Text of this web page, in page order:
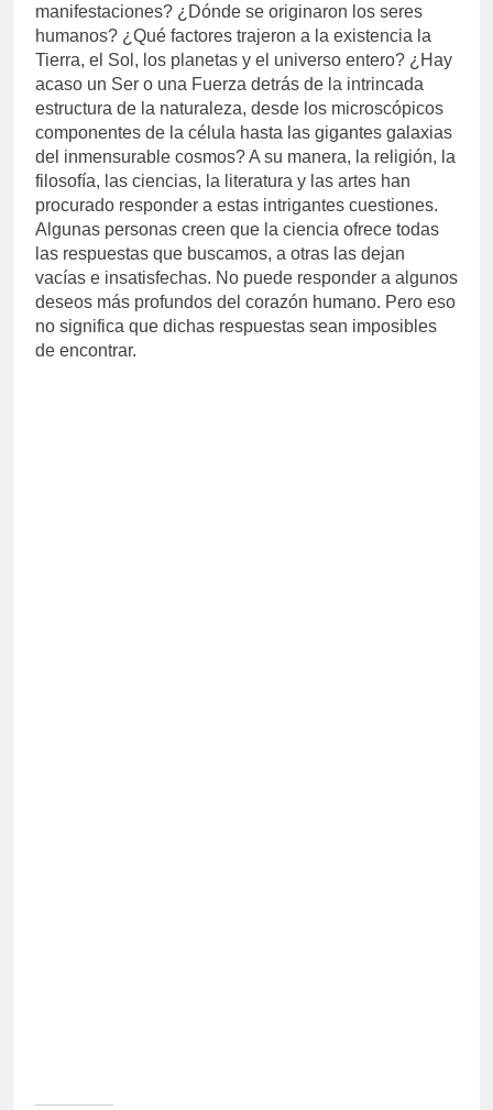
manifestaciones? ¿Dónde se originaron los seres
humanos? ¿Qué factores trajeron a la existencia la
Tierra, el Sol, los planetas y el universo entero? ¿Hay
acaso un Ser o una Fuerza detrás de la intrincada
estructura de la naturaleza, desde los microscópicos
componentes de la célula hasta las gigantes galaxias
del inmensurable cosmos? A su manera, la religión, la
filosofía, las ciencias, la literatura y las artes han
procurado responder a estas intrigantes cuestiones.
Algunas personas creen que la ciencia ofrece todas
las respuestas que buscamos, a otras las dejan
vacías e insatisfechas. No puede responder a algunos
deseos más profundos del corazón humano. Pero eso
no significa que dichas respuestas sean imposibles
de encontrar.